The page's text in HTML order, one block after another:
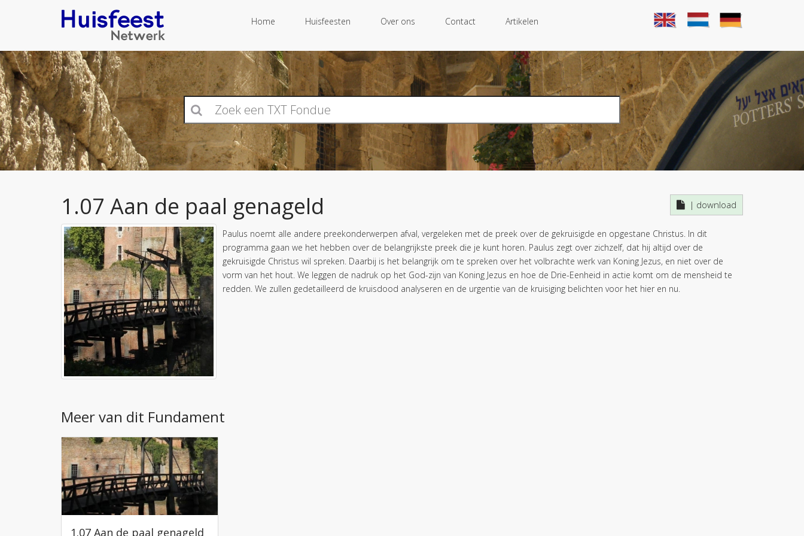
Home Huisfeesten Over ons Contact Artikelen
1.07 Aan de paal genageld download
Paulus noemt alle andere preekonderwerpen afval, vergeleken met de preek over de gekruisigde en opgestane Christus. In dit
programma gaan we het hebben over de belangrijkste preek die je kunt horen. Paulus zegt over zichzelf, dat hij altijd over de
gekruisigde Christus wil spreken. Daarbij is het belangrijk om te spreken over het volbrachte werk van Koning Jezus, en niet over de
vorm van het hout. We leggen de nadruk op het God-zijn van Koning Jezus en hoe de Drie-Eenheid in actie komt om de mensheid te
redden. We zullen gedetailleerd de kruisdood analyseren en de urgentie van de kruisiging belichten voor het hier en nu.
Meer van dit Fundament
1.07 Aan de paal genageld